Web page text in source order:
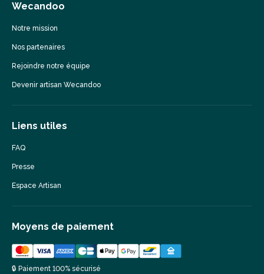
Wecandoo
Notre mission
Nos partenaires
Rejoindre notre équipe
Devenir artisan Wecandoo
Liens utiles
FAQ
Presse
Espace Artisan
Moyens de paiement
🔒 Paiement 100% sécurisé